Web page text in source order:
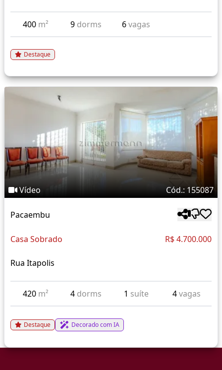
400 m² 9 dorms 6vagas
Destaque
Vídeo Cód.: 155087
Pacaembu
Casa Sobrado R$ 4.700.000
Rua Itapolis
420 m² 4 dorms 1 suíte 4vagas
Destaque Decorado com IA